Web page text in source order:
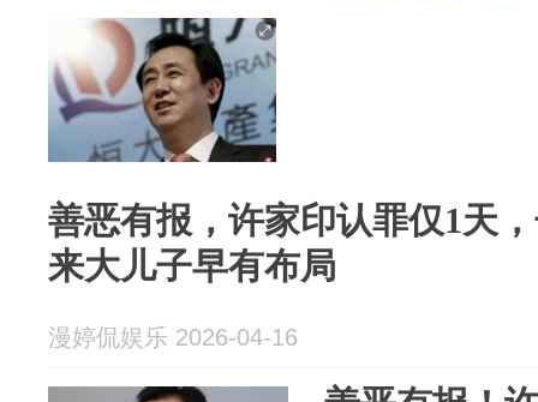
善恶有报，许家印认罪仅1天
来大儿子早有布局
漫婷侃娱乐 2026-04-16